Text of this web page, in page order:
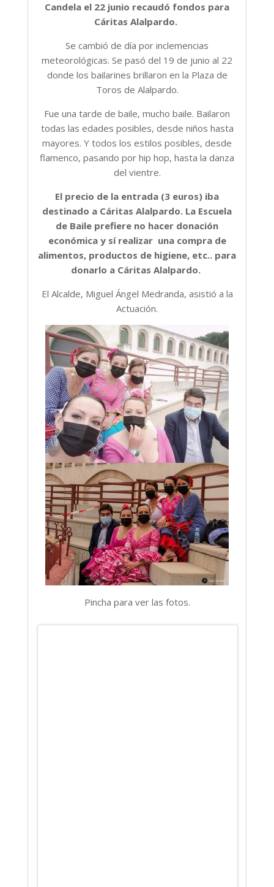
Candela el 22 junio recaudó fondos para
Cáritas Alalpardo.
Se cambió de día por inclemencias
meteorológicas. Se pasó del 19 de junio al 22
donde los bailarines brillaron en la Plaza de
Toros de Alalpardo.
Fue una tarde de baile, mucho baile. Bailaron
todas las edades posibles, desde niños hasta
mayores. Y todos los estilos posibles, desde
flamenco, pasando por hip hop, hasta la danza
del vientre.
El precio de la entrada (3 euros) iba
destinado a Cáritas Alalpardo. La Escuela
de Baile prefiere no hacer donación
económica y sí realizar una compra de
alimentos, productos de higiene, etc.. para
donarlo a Cáritas Alalpardo.
El Alcalde, Miguel Ángel Medranda, asistió a la
Actuación.
Pincha para ver las fotos.